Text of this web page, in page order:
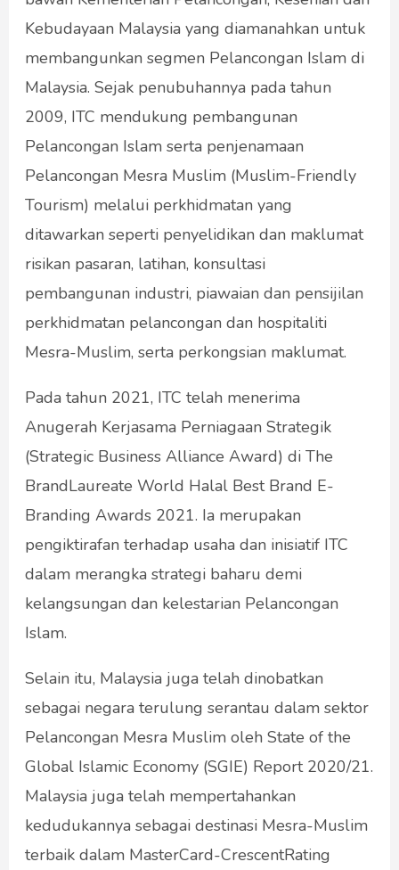
Kebudayaan Malaysia yang diamanahkan untuk
membangunkan segmen Pelancongan Islam di
Malaysia. Sejak penubuhannya pada tahun
2009, ITC mendukung pembangunan
Pelancongan Islam serta penjenamaan
Pelancongan Mesra Muslim (Muslim-Friendly
Tourism) melalui perkhidmatan yang
ditawarkan seperti penyelidikan dan maklumat
risikan pasaran, latihan, konsultasi
pembangunan industri, piawaian dan pensijilan
perkhidmatan pelancongan dan hospitaliti
Mesra-Muslim, serta perkongsian maklumat.
Pada tahun 2021, ITC telah menerima
Anugerah Kerjasama Perniagaan Strategik
(Strategic Business Alliance Award) di The
BrandLaureate World Halal Best Brand E-
Branding Awards 2021. Ia merupakan
pengiktirafan terhadap usaha dan inisiatif ITC
dalam merangka strategi baharu demi
kelangsungan dan kelestarian Pelancongan
Islam.
Selain itu, Malaysia juga telah dinobatkan
sebagai negara terulung serantau dalam sektor
Pelancongan Mesra Muslim oleh State of the
Global Islamic Economy (SGIE) Report 2020/21.
Malaysia juga telah mempertahankan
kedudukannya sebagai destinasi Mesra-Muslim
terbaik dalam MasterCard-CrescentRating